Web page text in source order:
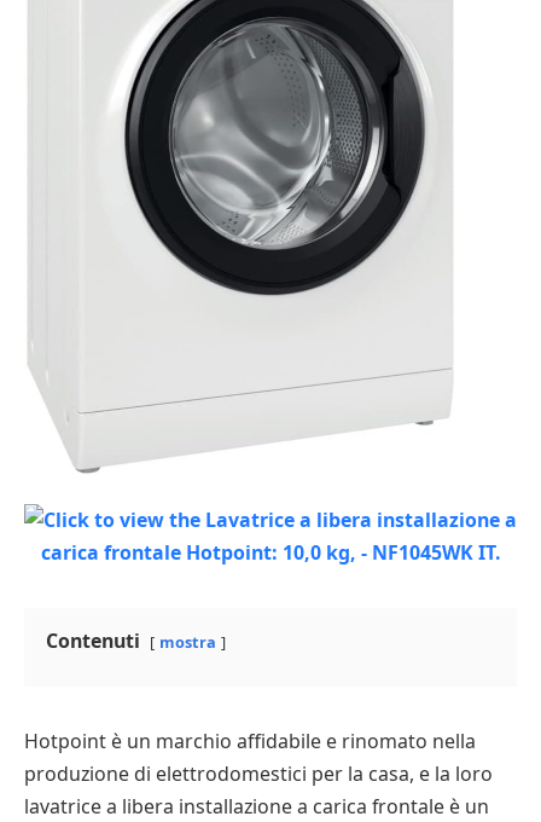
Contenuti mostra
Hotpoint è un marchio affidabile e rinomato nella
produzione di elettrodomestici per la casa, e la loro
lavatrice a libera installazione a carica frontale è un